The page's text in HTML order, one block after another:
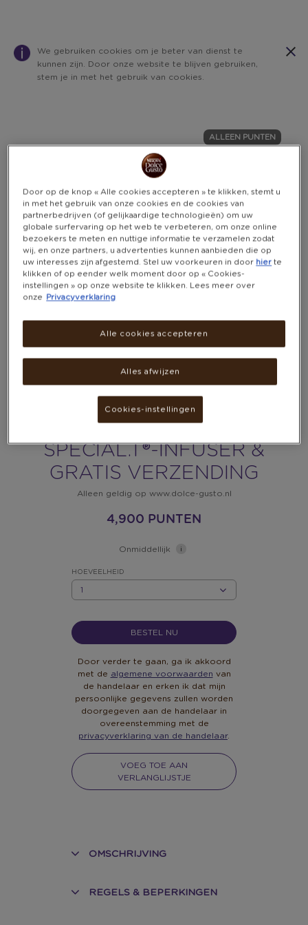
We gebruiken cookies om je beter van dienst te
kunnen zijn. Door onze website te blijven gebruiken,
stem je in met het gebruik van cookies.
ALLEEN PUNTEN
VOUCHER VOOR EEN
SPECIAL.T®-INFUSER &
GRATIS VERZENDING
Alleen geldig op www.dolce-gusto.nl
4,900 PUNTEN
Onmiddellijk
HOEVEELHEID
BESTEL NU
Door verder te gaan, ga ik akkoord
met de algemene voorwaarden van
de handelaar en erken ik dat mijn
persoonlijke gegevens zullen worden
doorgegeven aan de handelaar in
overeenstemming met de
privacyverklaring van de handelaar.
VOEG TOE AAN
VERLANGLIJSTJE
OMSCHRIJVING
REGELS & BEPERKINGEN
Door op de knop « Alle cookies accepteren » te klikken, stemt u
in met het gebruik van onze cookies en de cookies van
partnerbedrijven (of gelijkaardige technologieën) om uw
globale surfervaring op het web te verbeteren, om onze online
bezoekers te meten en nuttige informatie te verzamelen zodat
wij, en onze partners, u advertenties kunnen aanbieden die op
uw interesses zijn afgestemd. Stel uw voorkeuren in door hier te
klikken of op eender welk moment door op « Cookies-
instellingen » op onze website te klikken. Lees meer over
onze
Privacyverklaring
Alles afwijzen
Alle cookies accepteren
Cookies-instellingen